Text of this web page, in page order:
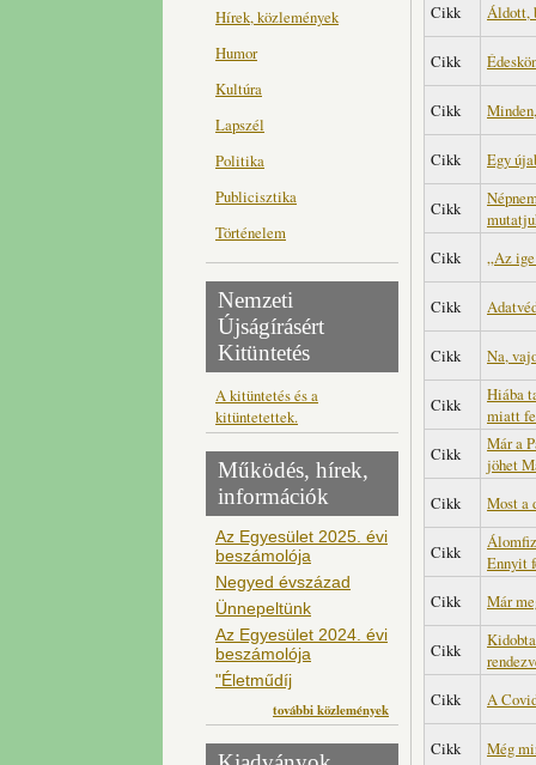
Hírek, közlemények
Humor
Kultúra
Lapszél
Politika
Publicisztika
Történelem
Nemzeti
Újságírásért
Kitüntetés
A kitüntetés és a
kitüntetettek.
Működés, hírek,
információk
Az Egyesület 2025. évi
beszámolója
Negyed évszázad
Ünnepeltünk
Az Egyesület 2024. évi
beszámolója
"Életműdíj
további közlemények
Cikk
Áldott,
Cikk
Cikk
Cikk
Egy
Cikk
Cikk
„Az
Cikk
Cikk
Na,
Cikk
Hiába
miatt
Cikk
Már a
jöhet
Cikk
Most a
Cikk
Ennyit
Cikk
Már
Cikk
Cikk
A
Cikk
Még